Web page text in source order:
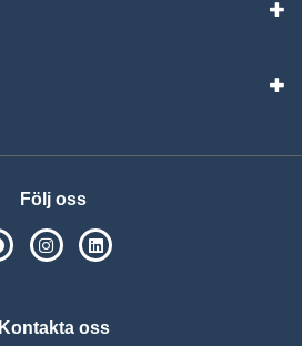
Följ oss
SPSM på Facebook
SPSM på Instagram
Kontakta oss